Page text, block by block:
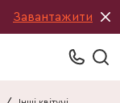
Завантажити